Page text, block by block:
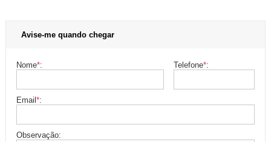
Avise-me quando chegar
Nome*: Telefone*:
Email*:
Observação: